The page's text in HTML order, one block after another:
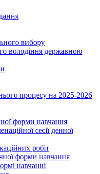
вибору
володіння державною
процесу на 2025-2026
форми навчання
сесії денної
робіт
форми навчання
навчанні